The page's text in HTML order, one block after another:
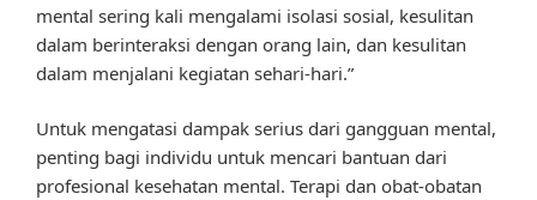
mental sering kali mengalami isolasi sosial, kesulitan
dalam berinteraksi dengan orang lain, dan kesulitan
dalam menjalani kegiatan sehari-hari.”
Untuk mengatasi dampak serius dari gangguan mental,
penting bagi individu untuk mencari bantuan dari
profesional kesehatan mental. Terapi dan obat-obatan